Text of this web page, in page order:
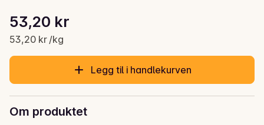
Gjeldende pris er: 53,20 kr
53,20 kr
53,20 kr /kg
Stykkpris: 53,20 kr /kg
Legg til i handlekurven
Om produktet